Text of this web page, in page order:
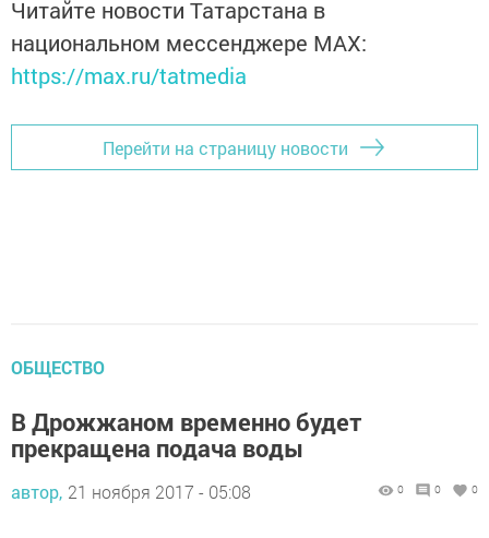
Читайте новости Татарстана в
национальном мессенджере MАХ:
https://max.ru/tatmedia
Перейти на страницу новости
ОБЩЕСТВО
В Дрожжаном временно будет
прекращена подача воды
автор, 21 ноября 2017 - 05:08 0 0 0